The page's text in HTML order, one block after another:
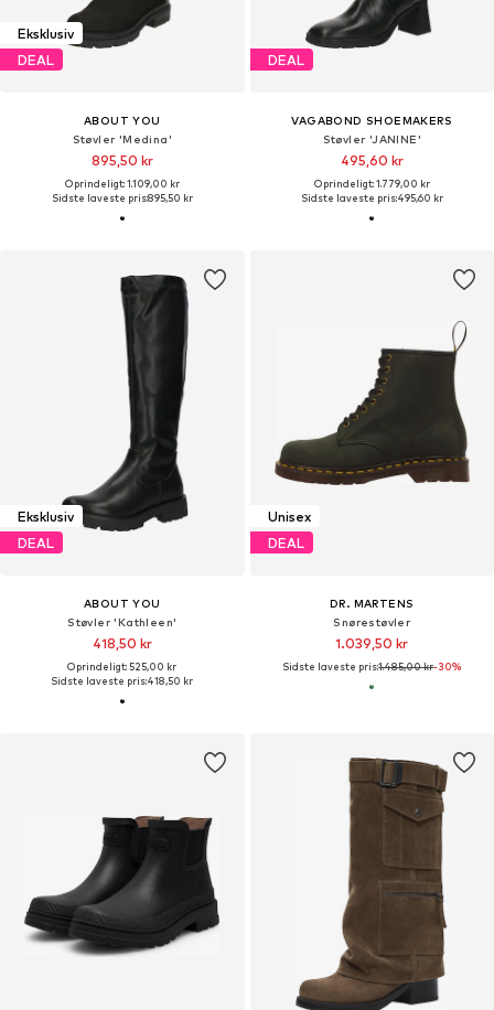
Eksklusiv
DEAL
ABOUT YOU
Støvler 'Medina'
895,50 kr
Oprindeligt: 1.109,00 kr
Sidste laveste pris:895,50 kr
DEAL
VAGABOND SHOEMAKERS
Støvler 'JANINE'
495,60 kr
Oprindeligt: 1.779,00 kr
Sidste laveste pris:495,60 kr
Eksklusiv
DEAL
ABOUT YOU
Støvler 'Kathleen'
418,50 kr
Oprindeligt: 525,00 kr
Sidste laveste pris:418,50 kr
Unisex
DEAL
DR. MARTENS
Snørestøvler
1.039,50 kr
Sidste laveste pris:1.485,00 kr-30%